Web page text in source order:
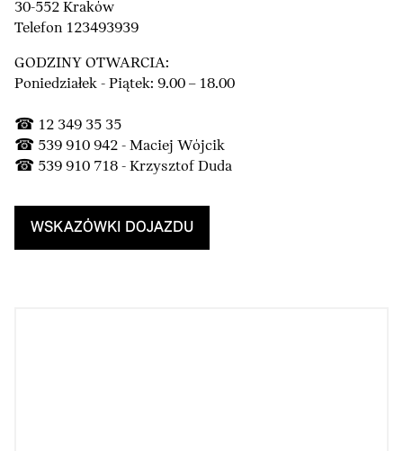
30-552 Kraków
Telefon 123493939
GODZINY OTWARCIA:
Poniedziałek - Piątek: 9.00 – 18.00
☎ 12 349 35 35
☎ 539 910 942 - Maciej Wójcik
☎ 539 910 718 - Krzysztof Duda
WSKAZÓWKI DOJAZDU